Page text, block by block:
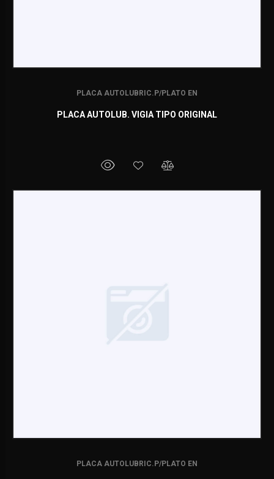
PLACA AUTOLUBRIC.P/PLATO EN
PLACA AUTOLUB. VIGIA TIPO ORIGINAL
PLACA AUTOLUBRIC.P/PLATO EN